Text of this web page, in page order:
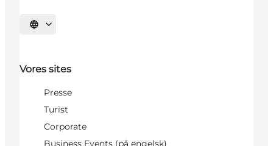
Vælg sprog
Vores sites
Presse
Turist
Corporate